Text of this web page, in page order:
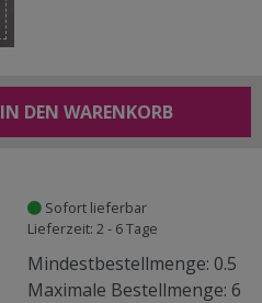
IN DEN WARENKORB
Sofort lieferbar
Lieferzeit: 2 - 6 Tage
Mindestbestellmenge: 0.5
Maximale Bestellmenge: 6